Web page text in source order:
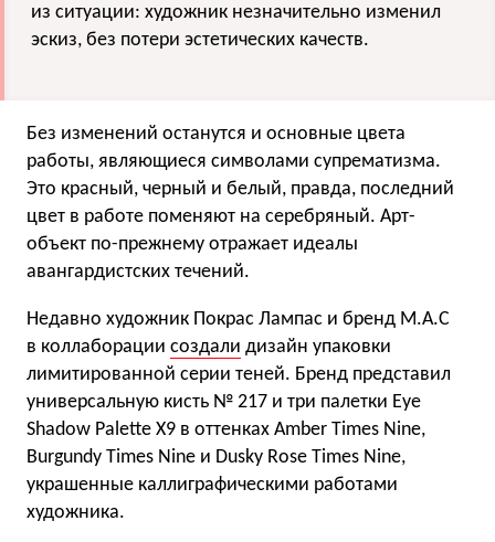
из ситуации: художник незначительно изменил
эскиз, без потери эстетических качеств.
Без изменений останутся и основные цвета
работы, являющиеся символами супрематизма.
Это красный, черный и белый, правда, последний
цвет в работе поменяют на серебряный. Арт-
объект по-прежнему отражает идеалы
авангардистских течений.
Недавно художник Покрас Лампас и бренд M.A.C
в коллаборации создали дизайн упаковки
лимитированной серии теней. Бренд представил
универсальную кисть № 217 и три палетки Eye
Shadow Palette X9 в оттенках Amber Times Nine,
Burgundy Times Nine и Dusky Rose Times Nine,
украшенные каллиграфическими работами
художника.